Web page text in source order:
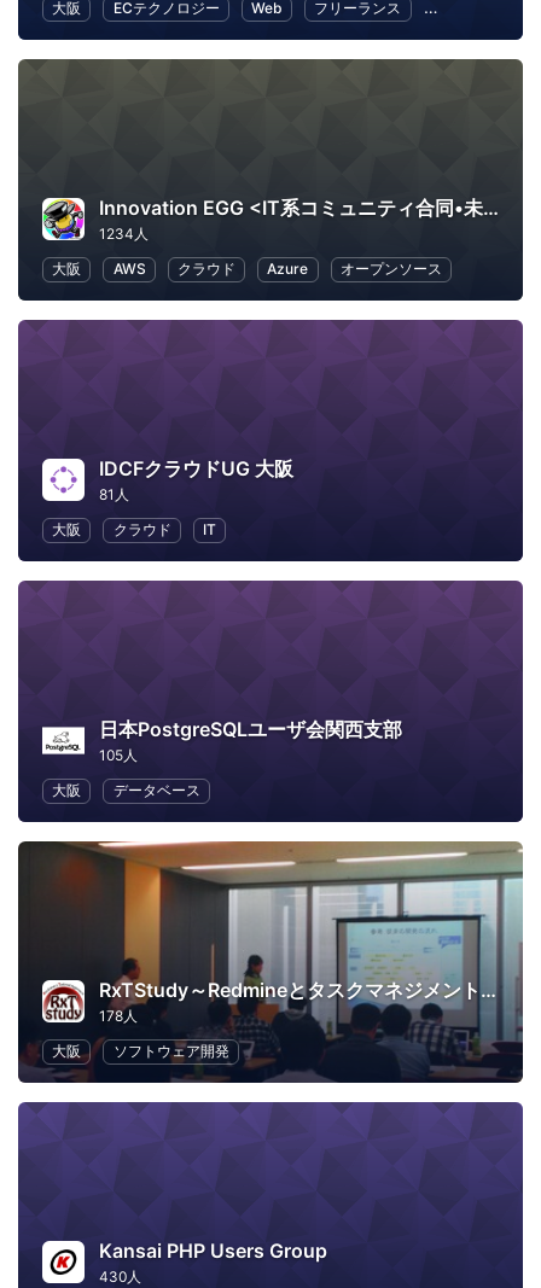
大阪 ECテクノロジー Web フリーランス ビジネス
Innovation EGG <IT系コミュニティ合同•未経験者向け勉強会>
1234人
大阪
AWS クラウド Azure オープンソース
IDCFクラウドUG 大阪
81人
大阪
クラウド IT
日本PostgreSQLユーザ会関西支部
105人
大阪
データベース
RxTStudy～Redmineとタスクマネジメントに関する勉強会
178人
大阪
ソフトウェア開発
Kansai PHP Users Group
430人